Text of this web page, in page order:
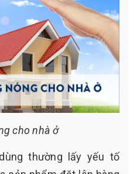
cho nhà ở
thường lấy yếu tố